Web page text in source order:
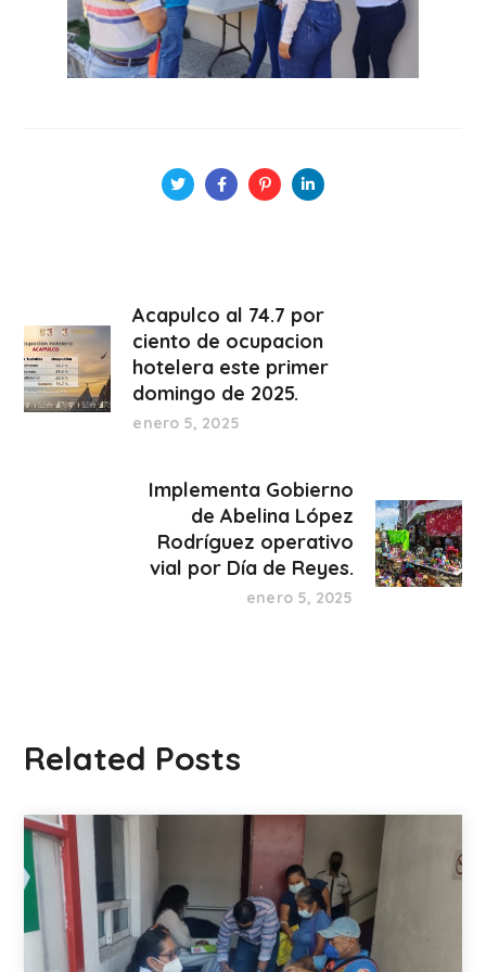
Acapulco al 74.7 por
ciento de ocupacion
hotelera este primer
domingo de 2025.
enero 5, 2025
Implementa Gobierno
de Abelina López
Rodríguez operativo
vial por Día de Reyes.
enero 5, 2025
Related Posts